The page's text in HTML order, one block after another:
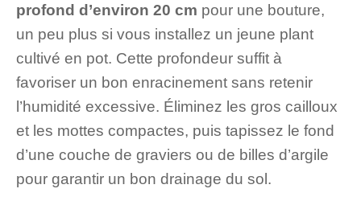
profond d’environ 20 cm pour une bouture,
un peu plus si vous installez un jeune plant
cultivé en pot. Cette profondeur suffit à
favoriser un bon enracinement sans retenir
l’humidité excessive. Éliminez les gros cailloux
et les mottes compactes, puis tapissez le fond
d’une couche de graviers ou de billes d’argile
pour garantir un bon drainage du sol.